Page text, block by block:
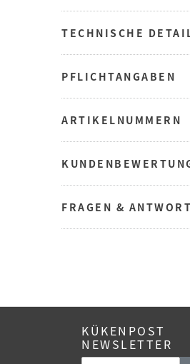
TECHNISCHE
PFLICHTANGABEN
ARTIKELNUMMERN
FRAGEN &
KÜKENPOST
NEWSLETTER